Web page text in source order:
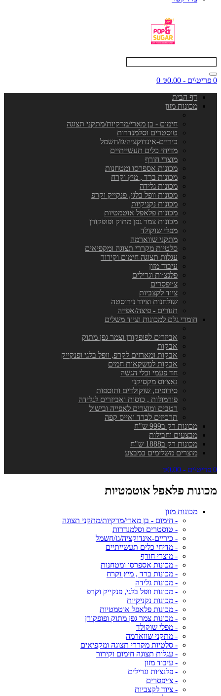
0 פריט\ים - ₪0.00
0
דף הבית
מכונות מזון
חימום - בן מארי/מרקיות/מתקני תצוגה
טוסטרים וסלמנדרות
כיריים-אינדוקציה/גז/חשמל
מדיחי כלים תעשייתיים
מוצרי חורף
מכונות אספרסו ומטחנות
מכונות ברד , מיץ וקרח
מכונות גלידה
מכונות וופל בלגי, פנקייק וקרפ
מכונות נקניקיות
מכונות פלאפל אוטמטיות
מכונות צמר גפן מתוק ופופקורן
מפלי שוקולד
מתקני שווארמה
סלטיות מקררי תצוגה ומקפיאים
עגלות תצוגה חימום וקירור
עיבוד מזון
פלנצ׳ות וגרילים
צ׳יפסרים
ציוד לקצביות
שולחנות וציוד נירוסטה
תנורים - פיצה/אפייה
חומרי גלם למכונות וציוד משלים
אביזרים לפופקורן וצמר גפן מתוק
אבקות
אבקות ומארזים לקרפ, וופל בלגי ופנקייק
אבקות למשקאות חמים
חד פעמי וכלי הגשה
נאצ׳וס מקסיקני
סירופים, שוקולדים ותוספות
פורמולות , כוסות ואביזרים לגלידה
רטבים ומוצרים לאפייה ובישול
תרכיזים לברד ואייס קפה
מכונות רק ב999 ש"ח
מבצעים וחבילות
מכונות רק ב1888 ש"ח
מוצרים משלימים במבצע
0 פריט\ים - ₪0.00
מכונות פלאפל אוטמטיות
מכונות מזון
- חימום - בן מארי/מרקיות/מתקני תצוגה
- טוסטרים וסלמנדרות
- כיריים-אינדוקציה/גז/חשמל
- מדיחי כלים תעשייתיים
- מוצרי חורף
- מכונות אספרסו ומטחנות
- מכונות ברד , מיץ וקרח
- מכונות גלידה
- מכונות וופל בלגי, פנקייק וקרפ
- מכונות נקניקיות
- מכונות פלאפל אוטמטיות
- מכונות צמר גפן מתוק ופופקורן
- מפלי שוקולד
- מתקני שווארמה
- סלטיות מקררי תצוגה ומקפיאים
- עגלות תצוגה חימום וקירור
- עיבוד מזון
- פלנצ׳ות וגרילים
- צ׳יפסרים
- ציוד לקצביות